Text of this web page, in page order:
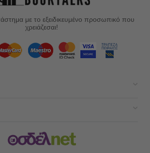
με το εξειδικευμένο προσωπικό που
χρειάζεσαι!